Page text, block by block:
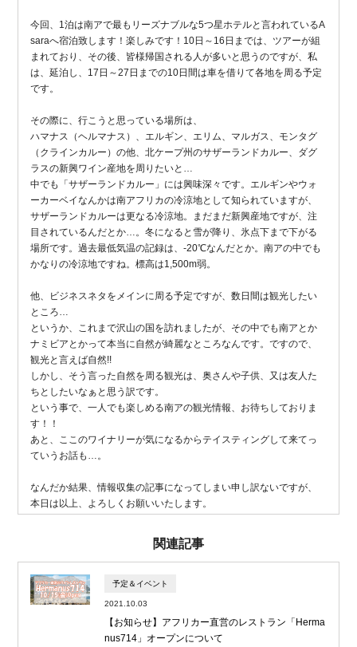
今回、1泊は南アで最もリーズナブルな5つ星ホテルと言われているA
saraへ宿泊致します！楽しみです！10日～16日までは、ツアーが組
まれており、その後、皆様帰国される人が多いと思うのですが、私
は、延泊し、17日～27日までの10日間は車を借りて各地を周る予定
です。
その際に、行こうと思っている場所は、
ハマナス（ヘルマナス）、エルギン、エリム、マルガス、モンタグ
（クラインカルー）の他、北ケープ州のサザーランドカルー、ダグ
ラスの新興ワイン産地を周りたいと…
中でも「サザーランドカルー」には興味深々です。エルギンやウォ
ーカーベイなんかは南アフリカの冷涼地として知られていますが、
サザーランドカルーは更なる冷涼地。まだまだ新興産地ですが、注
目されているんだとか…。冬になると雪が降り、氷点下まで下がる
場所です。過去最低気温の記録は、-20℃なんだとか。南アの中でも
かなりの冷涼地ですね。標高は1,500m弱。
他、ビジネスネタをメインに周る予定ですが、数日間は観光したい
ところ…
というか、これまで沢山の国を訪れましたが、その中でも南アとか
ナミビアとかって本当に自然が綺麗なところなんです。ですので、
観光と言えば自然!!
しかし、そう言った自然を周る観光は、奥さんや子供、又は友人た
ちとしたいなぁと思う訳です。
という事で、一人でも楽しめる南アの観光情報、お待ちしておりま
す！！
あと、ここのワイナリーが気になるからテイスティングして来てっ
ていうお話も…。
なんだか結果、情報収集の記事になってしまい申し訳ないですが、
本日は以上、よろしくお願いいたします。
関連記事
予定＆イベント
2021.10.03
【お知らせ】アフリカー直営のレストラン「Herma
nus714」オープンについて